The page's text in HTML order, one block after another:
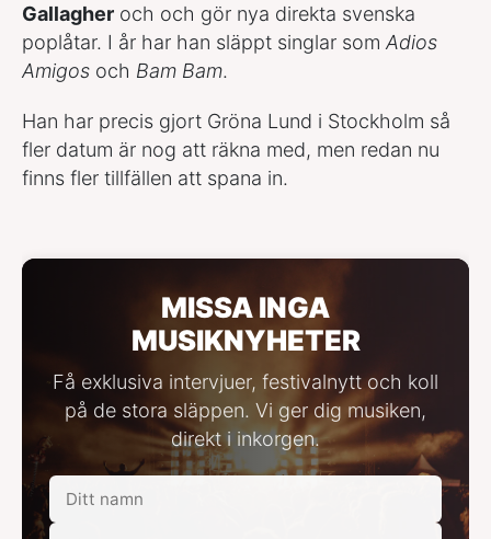
Gallagher och och gör nya direkta svenska
poplåtar. I år har han släppt singlar som Adios
Amigos och Bam Bam.
Han har precis gjort Gröna Lund i Stockholm så
fler datum är nog att räkna med, men redan nu
finns fler tillfällen att spana in.
MISSA INGA
MUSIKNYHETER
Få exklusiva intervjuer, festivalnytt och koll
på de stora släppen. Vi ger dig musiken,
direkt i inkorgen.